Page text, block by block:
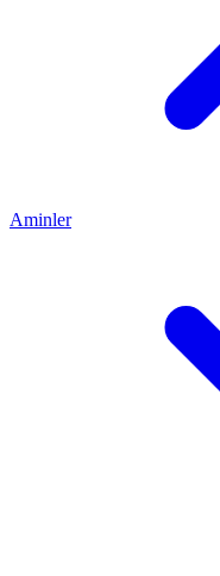
Aminler